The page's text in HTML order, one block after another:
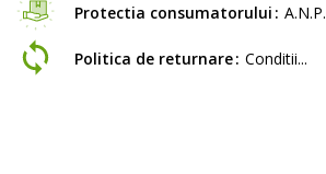
Protectia consumatorului
Politica de returnare Conditii...